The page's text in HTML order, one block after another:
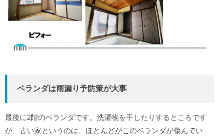
ベランダは雨漏り予防策が大事
最後に2階のベランダです。洗濯物を干したりするところです
が、古い家というのは、ほとんどがこのベランダが傷んでい